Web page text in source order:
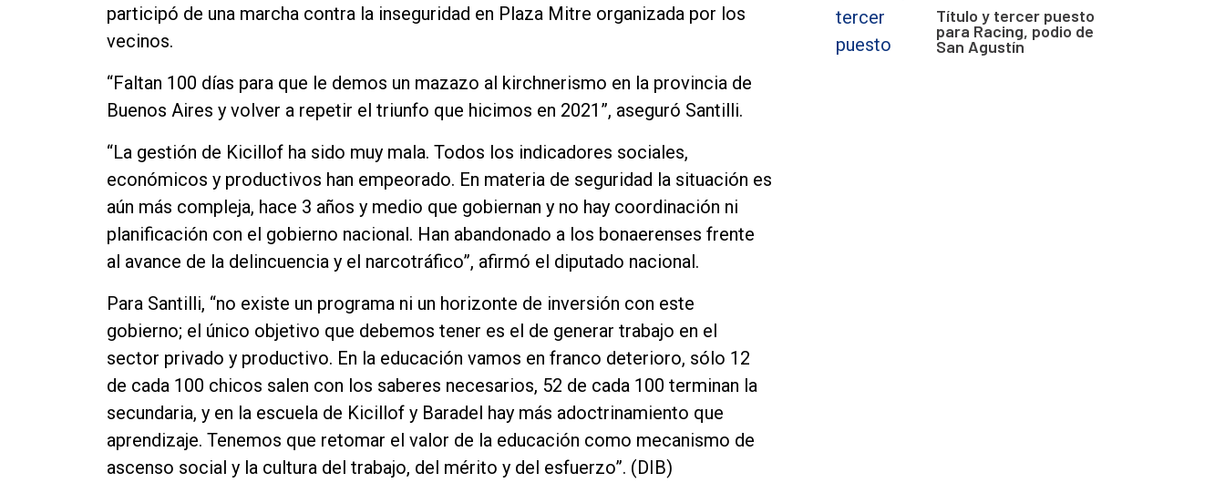
participó de una marcha contra la inseguridad en Plaza Mitre organizada por los
vecinos.
“Faltan 100 días para que le demos un mazazo al kirchnerismo en la provincia de
Buenos Aires y volver a repetir el triunfo que hicimos en 2021”, aseguró Santilli.
“La gestión de Kicillof ha sido muy mala. Todos los indicadores sociales,
económicos y productivos han empeorado. En materia de seguridad la situación es
aún más compleja, hace 3 años y medio que gobiernan y no hay coordinación ni
planificación con el gobierno nacional. Han abandonado a los bonaerenses frente
al avance de la delincuencia y el narcotráfico”, afirmó el diputado nacional.
Para Santilli, “no existe un programa ni un horizonte de inversión con este
gobierno; el único objetivo que debemos tener es el de generar trabajo en el
sector privado y productivo. En la educación vamos en franco deterioro, sólo 12
de cada 100 chicos salen con los saberes necesarios, 52 de cada 100 terminan la
secundaria, y en la escuela de Kicillof y Baradel hay más adoctrinamiento que
aprendizaje. Tenemos que retomar el valor de la educación como mecanismo de
ascenso social y la cultura del trabajo, del mérito y del esfuerzo”. (DIB)
Título y tercer puesto
para Racing, podio de
San Agustín